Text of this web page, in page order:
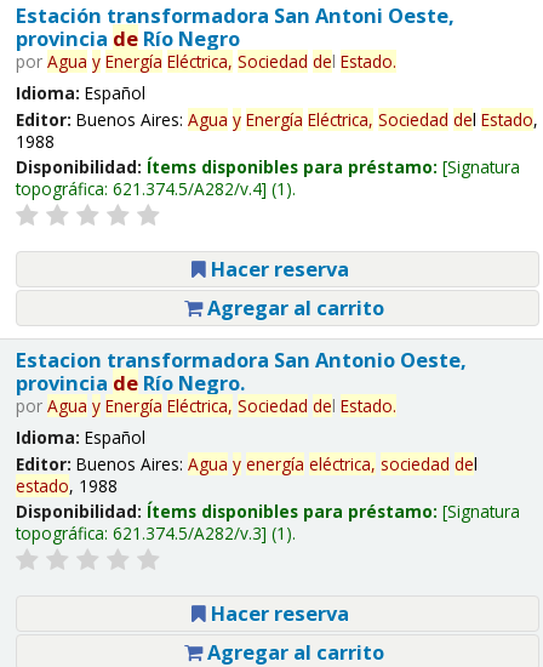
Estación transformadora San Antoni Oeste,
provincia deRío Negro
por Agua y Energía Eléctrica, Sociedad del Estado.
Idioma: Español
Editor: Buenos Aires: Agua y Energía Eléctrica, Sociedad del Estado,
1988
Disponibilidad: Ítems disponibles para préstamo: Signatura
topográfica: 621.374.5/A282/v.4 (1).
Hacer reserva
Agregar al carrito
Estacion transformadora San Antonio Oeste,
provincia deRío Negro.
por Agua y Energía Eléctrica, Sociedad del Estado.
Idioma: Español
Editor: Buenos Aires: Agua y energía eléctrica, sociedad del
estado, 1988
Disponibilidad: Ítems disponibles para préstamo: Signatura
topográfica: 621.374.5/A282/v.3 (1).
Hacer reserva
Agregar al carrito